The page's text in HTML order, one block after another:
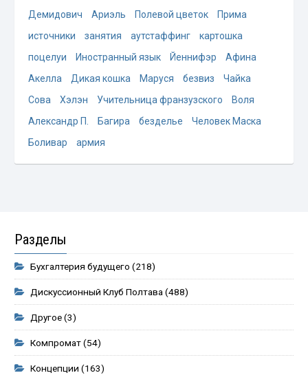
Демидович
Ариэль Полевой цветок
Прима
источники
занятия аутстаффинг
картошка
поцелуи
Иностранный язык Йеннифэр
Афина
Акелла
Дикая кошка Маруся безвиз
Чайка
Сова
Хэлэн Учительница франзузского
Воля
Александр П.
Багира безделье
Человек Маска
Боливар
армия
Разделы
Бухгалтерия будущего (218)
Дискуссионный Клуб Полтава (488)
Другое(3)
Компромат(54)
Концепции (163)